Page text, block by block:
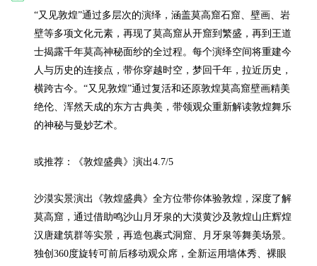
“又见敦煌”通过多层次的演绎，涵盖莫高窟石窟、壁画、岩
壁等多项文化元素，再现了莫高窟从开窟到繁盛，再到王道
士揭露千年莫高神秘面纱的全过程。每个演绎空间将重建今
人与历史的连接点，带你穿越时空，梦回千年，拉近历史，
横跨古今。“又见敦煌”通过复活和还原敦煌莫高窟壁画精美
绝伦、浑然天成的东方古典美，带领观众重新解读敦煌舞乐
的神秘与曼妙艺术。
或推荐：《敦煌盛典》演出4.7/5
沙漠实景演出《敦煌盛典》全方位带你体验敦煌，深度了解
莫高窟，通过借助鸣沙山月牙泉的大漠黄沙及敦煌山庄辉煌
汉唐建筑群等实景，再造包裹式洞窟、月牙泉等舞美场景。
独创360度旋转可前后移动观众席，全新运用墙体秀、裸眼